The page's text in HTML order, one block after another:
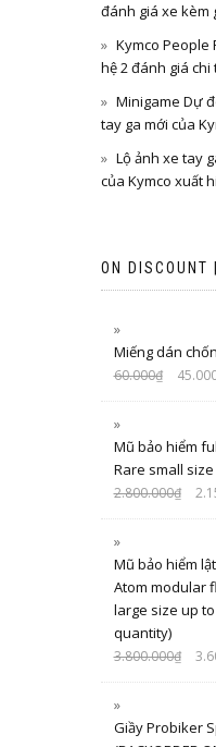
đánh giá xe kèm
Kymco People
hệ 2 đánh giá chi
Minigame Dự
tay ga mới của
Lộ ảnh xe tay
của Kymco xuất
ON
Miếng dán
60.000₫
Mũ bảo hiểm
Rare small size
2.800.000₫
Mũ bảo hiểm
Atom modular
large size up
quantity)
3.800.000₫
Giầy Probiker